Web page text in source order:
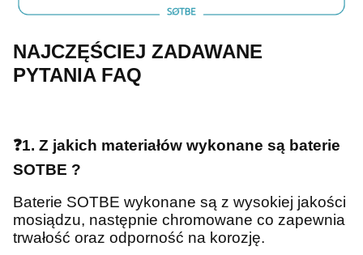
NAJCZĘŚCIEJ ZADAWANE
PYTANIA FAQ
❓1. Z jakich materiałów wykonane są baterie
SOTBE ?
Baterie SOTBE wykonane są z wysokiej jakości
mosiądzu, następnie chromowane co zapewnia
trwałość oraz odporność na korozję.